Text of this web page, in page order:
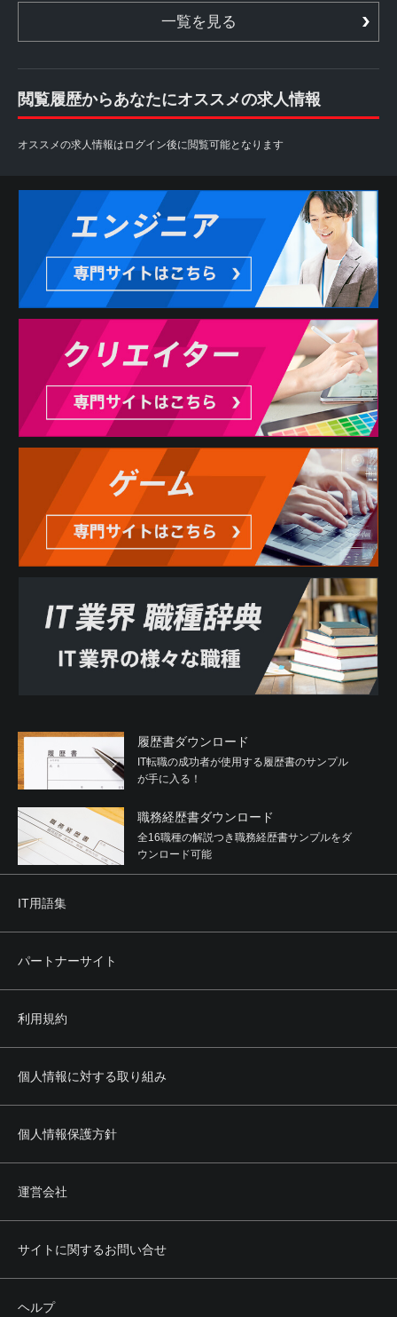
一覧を見る
閲覧履歴からあなたにオススメの求人情報
オススメの求人情報はログイン後に閲覧可能となります
履歴書ダウンロード
IT転職の成功者が使用する履歴書のサンプル
が手に入る！
職務経歴書ダウンロード
全16職種の解説つき職務経歴書サンプルをダ
ウンロード可能
IT用語集
パートナーサイト
利用規約
個人情報に対する取り組み
個人情報保護方針
運営会社
サイトに関するお問い合せ
ヘルプ